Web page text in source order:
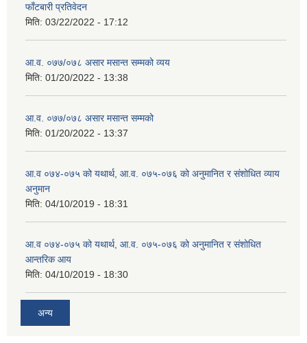
फाँटबारी प्रतिवेदन
मिति: 03/22/2022 - 17:12
आ.व. ०७७/०७८ असार मसान्त सम्मको व्यय
मिति: 01/20/2022 - 13:38
आ.व. ०७७/०७८ असार मसान्त सम्मको
मिति: 01/20/2022 - 13:37
आ.व ०७४-०७५ को यथार्थ, आ.व. ०७५-०७६ को अनुमानित र संशोधित व्याय
अनुमान
मिति: 04/10/2019 - 18:31
आ.व ०७४-०७५ को यथार्थ, आ.व. ०७५-०७६ को अनुमानित र संशोधित
आन्तरिक आय
मिति: 04/10/2019 - 18:30
अन्य